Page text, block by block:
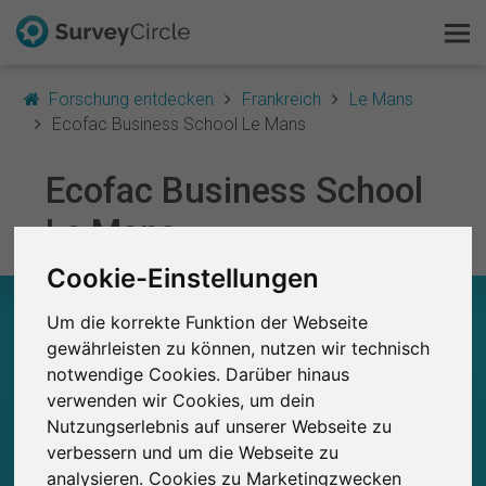
Cookie-Einstellungen
Um die korrekte Funktion der Webseite
gewährleisten zu können, nutzen wir technisch
notwendige Cookies. Darüber hinaus
verwenden wir Cookies, um dein
Nutzungserlebnis auf unserer Webseite zu
verbessern und um die Webseite zu
analysieren. Cookies zu Marketingzwecken
Forschung entdecken Frankreich
Le Mans
Ecofac Business School Le Mans
Ecofac Business School
Le Mans
EINEN BLICK
0
Bisher bei SurveyCircle veröffentlichte
Studien
0
Aktuell bei SurveyCircle veröffentlichte
Studien
Das ist SurveyCircle
Survey Ranking
Forschung entdecken
FAQ
Kostenlos registrieren
Anmelden